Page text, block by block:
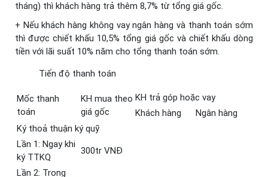
tháng) thì khách hàng trả thêm 8,7% từ tổng giá gốc.
+ Nếu khách hàng không vay ngân hàng và thanh toán sớm
thì được chiết khấu 10,5% tổng giá gốc và chiết khấu dòng
tiền với lãi suất 10% năm cho tổng thanh toán sớm.
Tiến độ thanh toán
Mốc thanh
toán
KH mua theo
giá gốc
KH trả góp hoặc vay
Khách hàng
Ngân hàng
Ký thoả thuận ký quỹ
Lần 1: Ngay khi
ký TTKQ
300tr VNĐ
Lần 2: Trong